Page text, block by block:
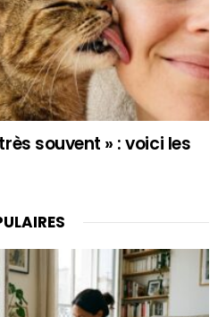
souvent » : voici les